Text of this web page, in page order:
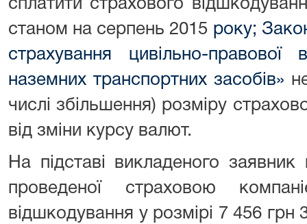
сплатити страхового
станом на серпень 2015 року;
страхування цивільно-правової
наземних транспортних засобів»
числі збільшення) розміру
від зміни курсу валют.
На підставі викладеного
проведеної страховою
відшкодування у розмірі 7 456 грн